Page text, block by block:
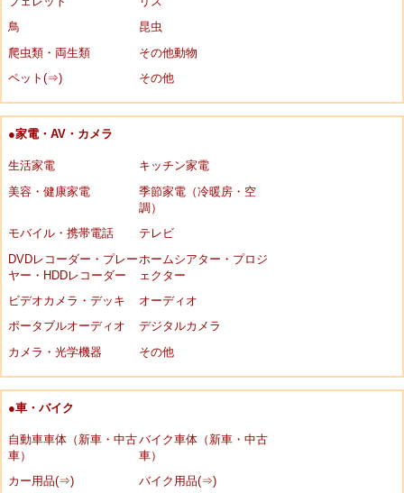
鳥
昆虫
爬虫類・両生類
その他動物
ペット(⇒)
その他
●家電・AV・カメラ
生活家電
キッチン家電
美容・健康家電
季節家電（冷暖房・空
調）
モバイル・携帯電話
テレビ
DVDレコーダー・プレー
ヤー・HDDレコーダー
ホームシアター・プロジ
ェクター
ビデオカメラ・デッキ
オーディオ
ポータブルオーディオ
デジタルカメラ
カメラ・光学機器
その他
●車・バイク
自動車車体（新車・中古
車）
バイク車体（新車・中古
車）
カー用品(⇒)
バイク用品(⇒)